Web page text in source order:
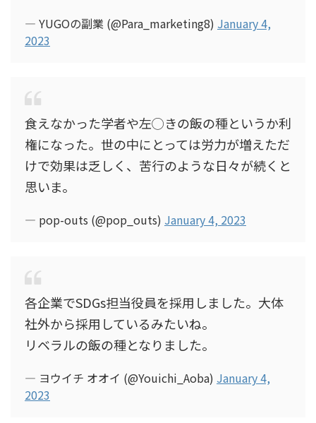
— YUGOの副業 (@Para_marketing8) January 4,
2023
食えなかった学者や左◯きの飯の種というか利
権になった。世の中にとっては労力が増えただ
けで効果は乏しく、苦行のような日々が続くと
思いま。
— pop-outs (@pop_outs) January 4, 2023
各企業でSDGs担当役員を採用しました。大体
社外から採用しているみたいね。
リベラルの飯の種となりました。
— ヨウイチ オオイ (@Youichi_Aoba) January 4,
2023